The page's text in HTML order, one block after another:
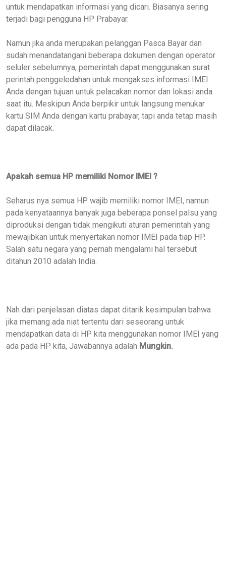
untuk mendapatkan informasi yang dicari. Biasanya sering
terjadi bagi pengguna HP Prabayar.
Namun jika anda merupakan pelanggan Pasca Bayar dan
sudah menandatangani beberapa dokumen dengan operator
seluler sebelumnya, pemerintah dapat menggunakan surat
perintah penggeledahan untuk mengakses informasi IMEI
Anda dengan tujuan untuk pelacakan nomor dan lokasi anda
saat itu Meskipun Anda berpikir untuk langsung menukar
kartu SIM Anda dengan kartu prabayar, tapi anda tetap masih
dapat dilacak.
Apakah semua HP memiliki Nomor IMEI ?
Seharus nya semua HP wajib memiliki nomor IMEI, namun
pada kenyataannya banyak juga beberapa ponsel palsu yang
diproduksi dengan tidak mengikuti aturan pemerintah yang
mewajibkan untuk menyertakan nomor IMEI pada tiap HP.
Salah satu negara yang pernah mengalami hal tersebut
ditahun 2010 adalah India
Nah dari penjelasan diatas dapat ditarik kesimpulan bahwa
jika memang ada niat tertentu dari seseorang untuk
mendapatkan data di HP kita menggunakan nomor IMEI yang
ada pada HP kita, Jawabannya adalah Mungkin.